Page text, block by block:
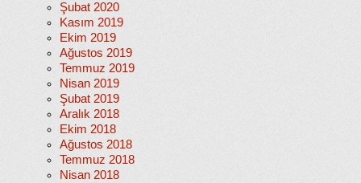
Şubat 2020
Kasım 2019
Ekim 2019
Ağustos 2019
Temmuz 2019
Nisan 2019
Şubat 2019
Aralık 2018
Ekim 2018
Ağustos 2018
Temmuz 2018
Nisan 2018